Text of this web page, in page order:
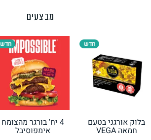
גבינות טבעוניות
מבצעים
חדש
בלוק אורגני בטעם
חמאה VEGA
חדש
4 יח' בורגר מהצומח
אימפוסיבל